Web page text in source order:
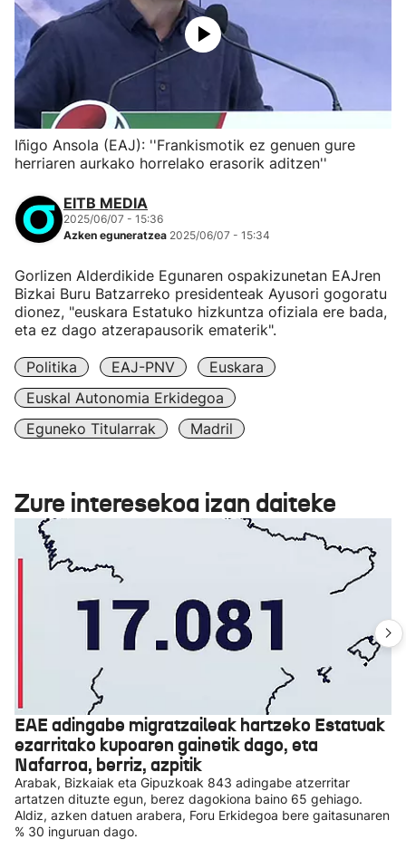
Iñigo Ansola (EAJ): ''Frankismotik ez genuen gure
herriaren aurkako horrelako erasorik aditzen''
EITB MEDIA
2025/06/07 - 15:36
Azken eguneratzea 2025/06/07 - 15:34
Gorlizen Alderdikide Egunaren ospakizunetan EAJren
Bizkai Buru Batzarreko presidenteak Ayusori gogoratu
dionez, "euskara Estatuko hizkuntza ofiziala ere bada,
eta ez dago atzerapausorik ematerik".
Politika EAJ-PNV
Euskara
Euskal Autonomia Erkidegoa
Eguneko Titularrak
Madril
Zure interesekoa izan daiteke
EAE adingabe migratzaileak hartzeko Estatuak
ezarritako kupoaren gainetik dago, eta
Nafarroa, berriz, azpitik
Arabak, Bizkaiak eta Gipuzkoak 843 adingabe atzerritar
artatzen dituzte egun, berez dagokiona baino 65 gehiago.
Aldiz, azken datuen arabera, Foru Erkidegoa bere gaitasunaren
% 30 inguruan dago.